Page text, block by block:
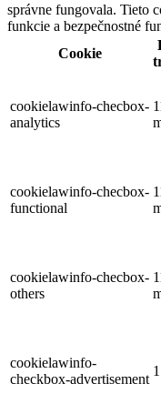
správne fungovala. Tieto
funkcie a bezpečnostné
Cookie
cookielawinfo-checbox-
analytics
cookielawinfo-checbox-
functional
cookielawinfo-checbox-
others
cookielawinfo-
checkbox-advertisement